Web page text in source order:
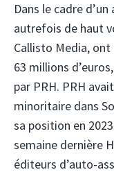
Dans le cadre
autrefois de haut
Callisto Media,
63 millions
par PRH. PRH
minoritaire dans
sa position en
semaine dernière
éditeurs d’auto-